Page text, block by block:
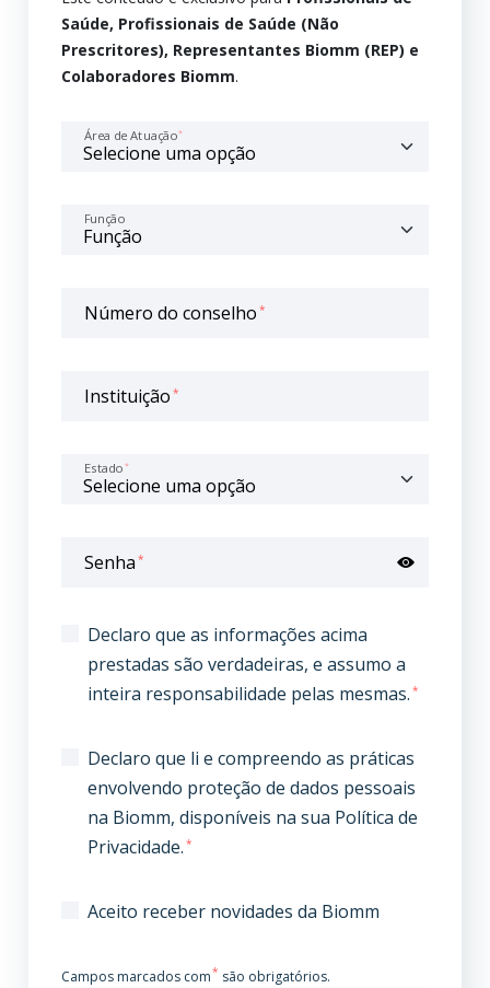
Saúde, Profissionais de Saúde (Não
Prescritores), Representantes Biomm (REP) e
Colaboradores Biomm.
Área de Atuação*
Função
Número do conselho*
Instituição*
Estado*
Senha*
Declaro que as informações acima
prestadas são verdadeiras, e assumo a
inteira responsabilidade pelas mesmas.*
Declaro que li e compreendo as práticas
envolvendo proteção de dados pessoais
na Biomm, disponíveis na sua Política de
Privacidade.*
Aceito receber novidades da Biomm
Campos marcados com* são obrigatórios.